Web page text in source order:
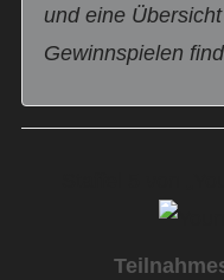
und eine
Gewinnspielen